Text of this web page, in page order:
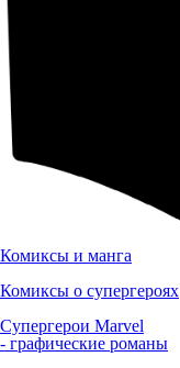
Комиксы и манга
Комиксы о супергероях
Супергерои Marvel
- графические романы